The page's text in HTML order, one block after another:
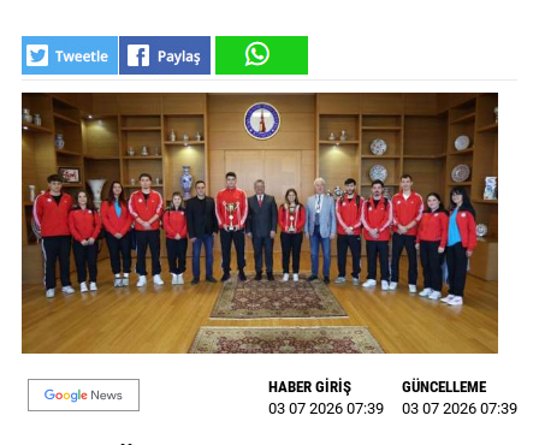
GÜNDEM
SİYASET
EKONOMİ
DÜNYA
MAGAZİN
GALERİ
VİDEO
HABER GİRİŞ
03 07 2026 07:39
GÜNCELLEME
03 07 2026 07:39